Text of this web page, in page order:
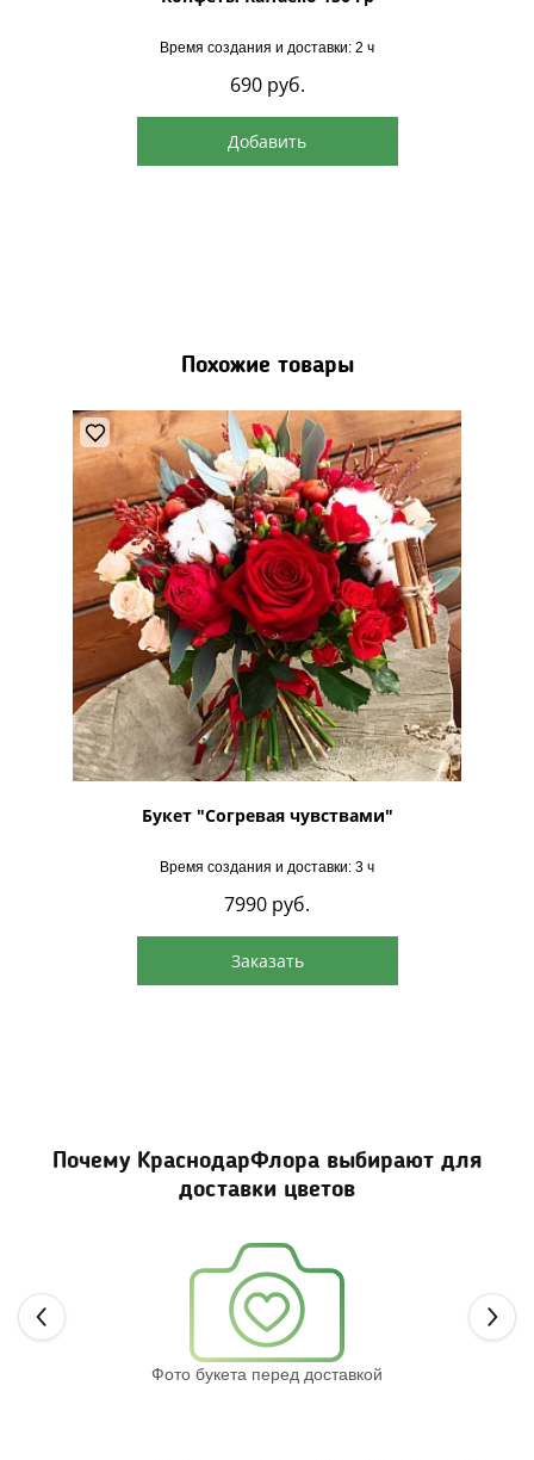
Время создания и доставки: 2 ч
690 руб.
Добавить
Похожие товары
Букет "Согревая чувствами"
Время создания и доставки: 3 ч
7990 руб.
Заказать
Почему КраснодарФлора выбирают для
доставки цветов
Фото букета перед доставкой